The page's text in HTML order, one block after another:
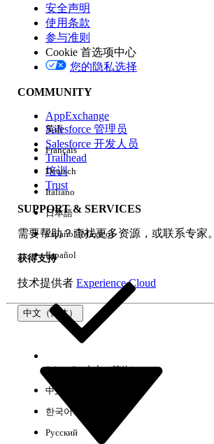
版本
体验
安全声明
使用条款
参与准则
Cookie 首选项中心
您的隐私选择
COMMUNITY
AppExchange
Salesforce 管理员
Salesforce 开发人员
Trailhead
培训
Trust
SUPPORT & SERVICES
需要帮助？查找更多资源，或联系专家。
获得支持
技术提供者 Experience Cloud
中文（简体）
英语
Français
Deutsch
Italiano
日本語
Español (México)
Español
Select Org中文（简体）
中文（繁体）
한국어
Русский